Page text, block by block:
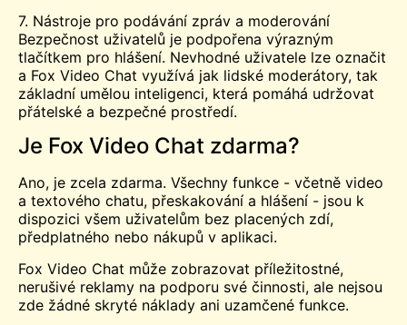
7. Nástroje pro podávání zpráv a moderování
Bezpečnost uživatelů je podpořena výrazným
tlačítkem pro hlášení. Nevhodné uživatele lze označit
a Fox Video Chat využívá jak lidské moderátory, tak
základní umělou inteligenci, která pomáhá udržovat
přátelské a bezpečné prostředí.
Je Fox Video Chat zdarma?
Ano, je zcela zdarma. Všechny funkce - včetně video
a textového chatu, přeskakování a hlášení - jsou k
dispozici všem uživatelům bez placených zdí,
předplatného nebo nákupů v aplikaci.
Fox Video Chat může zobrazovat příležitostné,
nerušivé reklamy na podporu své činnosti, ale nejsou
zde žádné skryté náklady ani uzamčené funkce.